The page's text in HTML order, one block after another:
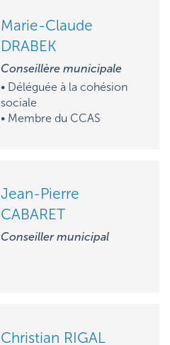
Marie-Claude
DRABEK
Conseillère municipale
• Déléguée à la cohésion
sociale
• Membre du CCAS
Jean-Pierre
CABARET
Conseiller municipal
Christian RIGAL